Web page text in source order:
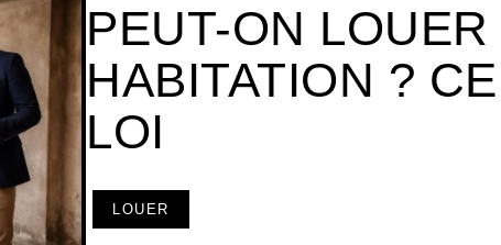
PEUT-ON
HABITATION ?
LOI
LOUER